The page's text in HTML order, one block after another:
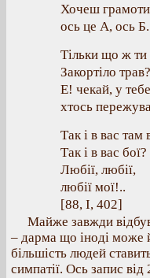
Хочеш
ось це А, ось Б.
Тільки що ж ти
Закортіло трав?
Е! чекай, у
хтось
Так і в вас там
Так і в вас бої?
Любії, любії,
любії мої!..
[88, І, 402]
Майже завжди
– дарма що іноді може
більшість людей
симпатії. Ось запис